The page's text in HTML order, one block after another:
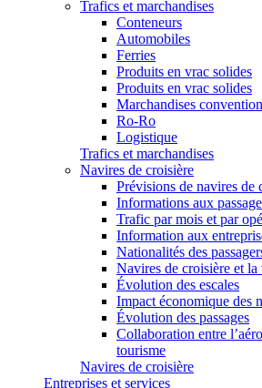
Trafics et marchandises
Conteneurs
Automobiles
Ferries
Produits en vrac solides
Produits en vrac solides
Marchandises
Ro-Ro
Logistique
Trafics et marchandises
Navires de croisière
Prévisions de navires de
Informations aux
Trafic par mois et par
Information aux
Nationalités des
Navires de croisière et
Évolution des escales
Impact économique des
Évolution des passages
Collaboration entre
tourisme
Navires de croisière
Entreprises et services